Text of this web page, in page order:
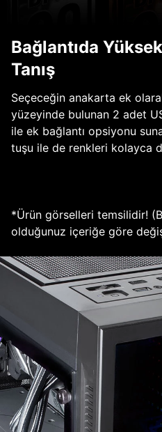
Bağlantıda
Tanış
Seçeceğin anakarta ek
yüzeyinde bulunan 2 adet
ile ek bağlantı opsiyonu
tuşu ile de renkleri kolayca
*Ürün görselleri temsilidir!
olduğunuz içeriğe göre